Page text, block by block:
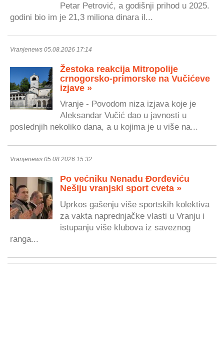
Petar Petrović, a godišnji prihod u 2025.
godini bio im je 21,3 miliona dinara il...
Vranjenews 05.08.2026 17:14
Žestoka reakcija Mitropolije
crnogorsko-primorske na Vučićeve
izjave »
Vranje - Povodom niza izjava koje je
Aleksandar Vučić dao u javnosti u
poslednjih nekoliko dana, a u kojima je u više na...
Vranjenews 05.08.2026 15:32
Po većniku Nenadu Đorđeviću
Nešiju vranjski sport cveta »
Uprkos gašenju više sportskih kolektiva
za vakta naprednjačke vlasti u Vranju i
istupanju više klubova iz saveznog
ranga...